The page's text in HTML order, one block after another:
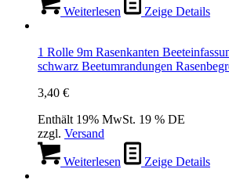
Weiterlesen Zeige Details
1 Rolle 9m Rasenkanten
schwarz Beetumrandungen
3,40 €
Enthält 19% MwSt. 19 % DE
zzgl. Versand
Weiterlesen Zeige Details